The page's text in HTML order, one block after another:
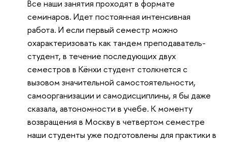
Все наши занятия проходят в формате
семинаров. Идет постоянная интенсивная
работа. И если первый семестр можно
охарактеризовать как тандем преподаватель-
студент, в течение последующих двух
семестров в Кёнхи студент столкнется с
вызовом значительной самостоятельности,
самоорганизации и самодисциплины, я бы даже
сказала, автономности в учебе. К моменту
возвращения в Москву в четвертом семестре
наши студенты уже подготовлены для практики в